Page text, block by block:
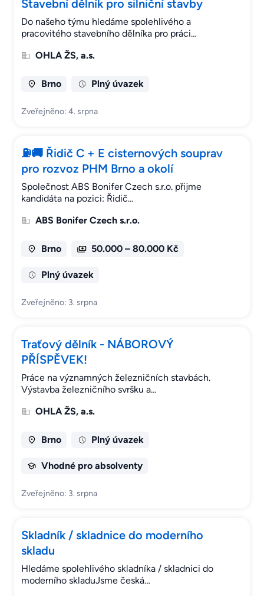
Stavební dělník pro silniční stavby
Do našeho týmu hledáme spolehlivého a
pracovitého stavebního dělníka pro práci…
OHLA ŽS, a.s.
Brno Plný úvazek
Zveřejněno: 4. srpna
⛽🚚 Řidič C + E cisternových souprav
pro rozvoz PHM Brno a okolí
Společnost ABS Bonifer Czech s.r.o. přijme
kandidáta na pozici: Řidič…
ABS Bonifer Czech s.r.o.
Brno 50.000 – 80.000 Kč
Plný úvazek
Zveřejněno: 3. srpna
Traťový dělník - NÁBOROVÝ
PŘÍSPĚVEK!
Práce na významných železničních stavbách.
Výstavba železničního svršku a…
OHLA ŽS, a.s.
Brno Plný úvazek
Vhodné pro absolventy
Zveřejněno: 3. srpna
Skladník / skladnice do moderního
skladu
Hledáme spolehlivého skladníka / skladnici do
moderního skladuJsme česká…